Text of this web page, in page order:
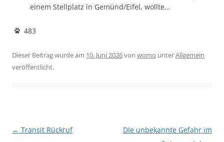
einem Stellplatz in Gemünd/Eifel, wollte…
483
Dieser Beitrag wurde am 10. Juni 2026von womo unterAllgemein
veröffentlicht.
Beitragsnavigation
← Transit Rückruf
Die unbekannte Gefahr im